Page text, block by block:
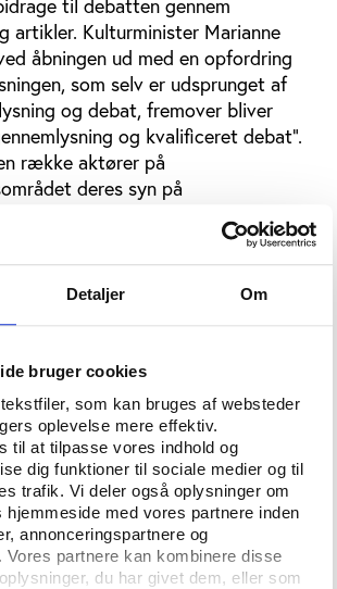
Detaljer Om
bruger cookies
som kan bruges af websteder
oplevelse mere effektiv.
til at tilpasse vores indhold og
dig funktioner til sociale medier og til
trafik. Vi deler også oplysninger om
hjemmeside med vores partnere inden
annonceringspartnere og
Vores partnere kan kombinere disse
du har givet dem, eller som
til debatten gennem
artikler. Kulturminister Marianne
åbningen ud med en opfordring
som selv er udsprunget af
og debat, fremover bliver
og kvalificeret debat”.
række aktører på
deres syn på
største udfordringer i to store
artikel, der nu kan læses på
på aftenskolerne, folkeuniversitet
mens en kommende artikel vil se
inden for det såkaldte
undersøgelser
på vifo.dk bliver vidensbanken,
elektronisk tilgængelige rapporter,
inden for det brede
Målet er at skabe bedre
viden for alle, der har
hvad enten